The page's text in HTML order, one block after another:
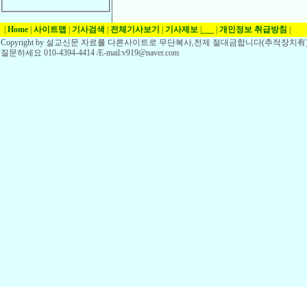
Home 사이트맵 기사검색 전체기사보기 기사제보 개인정보 취급방침
Copyright by 설교신문 자료를 다른사이트로 무단복사,전제 절대금합니다(추적장치
질문하세요 010-4394-4414 /E-mail:v919@naver.com